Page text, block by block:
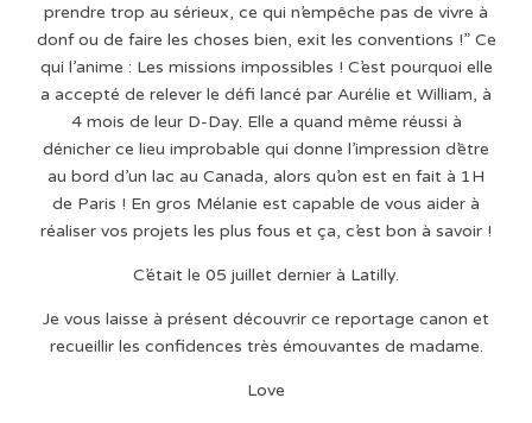
prendre trop au sérieux, ce qui n’empêche pas de vivre à
donf ou de faire les choses bien, exit les conventions !” Ce
qui l’anime : Les missions impossibles ! C’est pourquoi elle
a accepté de relever le défi lancé par Aurélie et William, à
4 mois de leur D-Day. Elle a quand même réussi à
dénicher ce lieu improbable qui donne l’impression d’être
au bord d’un lac au Canada, alors qu’on est en fait à 1H
de Paris ! En gros Mélanie est capable de vous aider à
réaliser vos projets les plus fous et ça, c’est bon à savoir !
C’était le 05 juillet dernier à Latilly.
Je vous laisse à présent découvrir ce reportage canon et
recueillir les confidences très émouvantes de madame.
Love